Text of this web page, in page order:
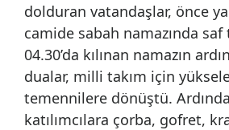
dolduran vatandaşlar, önce
camide sabah namazında
04.30’da kılınan namazın
dualar, milli takım için
temennilere dönüştü.
katılımcılara çorba, gofret,